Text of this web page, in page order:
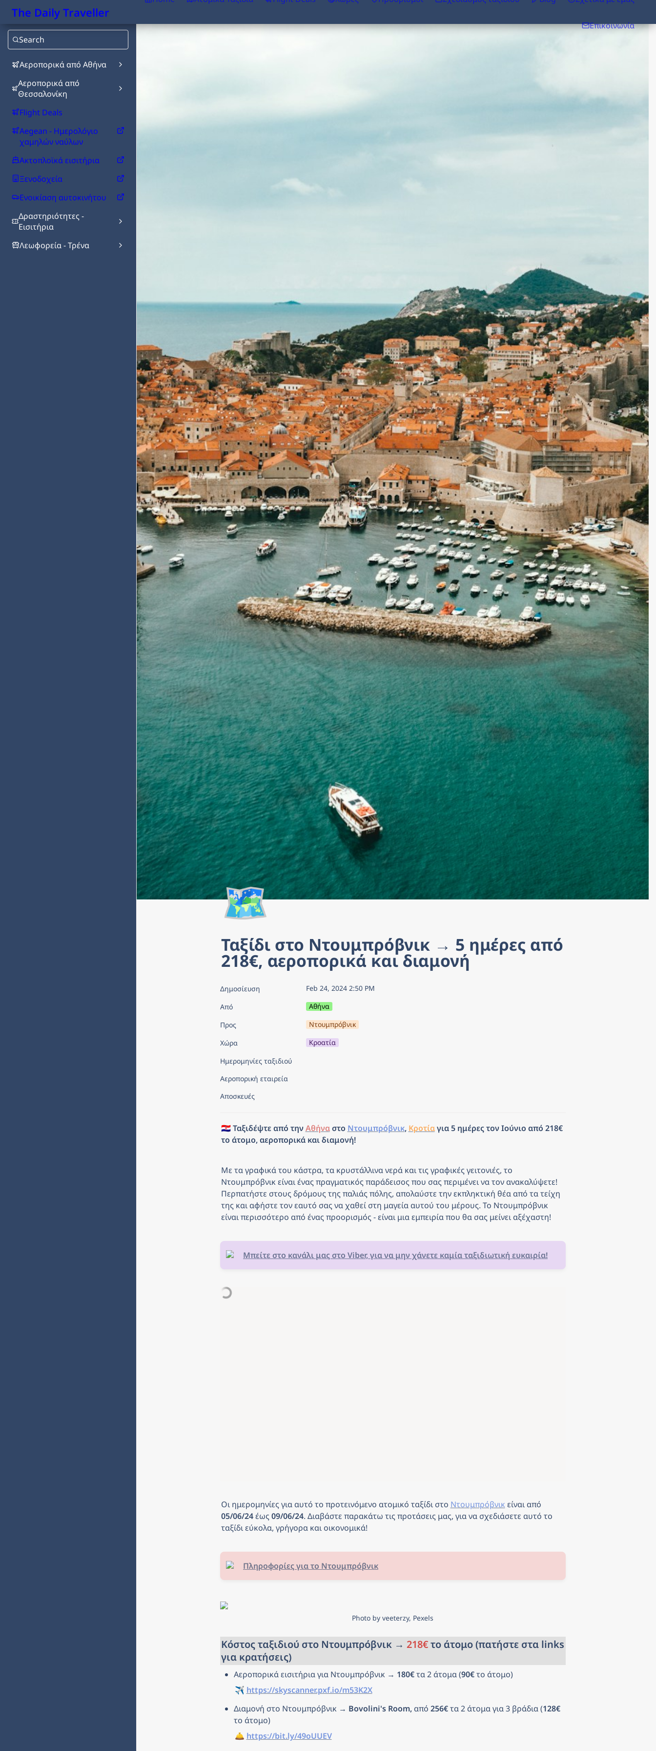
The Daily Traveller
Επικοινωνία
Search
Αεροπορικά από Αθήνα
Αεροπορικά από
Θεσσαλονίκη
Flight Deals
Aegean - Ημερολόγιο
χαμηλών ναύλων
Ακτοπλοϊκά εισιτήρια
Ξενοδοχεία
Ενοικίαση αυτοκινήτου
Δραστηριότητες -
Εισιτήρια
Λεωφορεία - Τρένα
🗺️
Ταξίδι στο Ντουμπρόβνικ → 5 ημέρες από
218€, αεροπορικά και διαμονή
Δημοσίευση
Feb 24, 2024 2:50 PM
Από
Αθήνα
Προς
Ντουμπρόβνικ
Χώρα
Κροατία
Ημερομηνίες ταξιδιού
Αεροπορική εταιρεία
Αποσκευές
🇭🇷 Ταξιδέψτε από την Αθήνα στο Ντουμπρόβνικ, Κροτία για 5 ημέρες τον Ιούνιο από 218€
το άτομο, αεροπορικά και διαμονή!
Με τα γραφικά του κάστρα, τα κρυστάλλινα νερά και τις γραφικές γειτονιές, το
Ντουμπρόβνικ είναι ένας πραγματικός παράδεισος που σας περιμένει να τον ανακαλύψετε!
Περπατήστε στους δρόμους της παλιάς πόλης, απολαύστε την εκπληκτική θέα από τα τείχη
της και αφήστε τον εαυτό σας να χαθεί στη μαγεία αυτού του μέρους. Το Ντουμπρόβνικ
είναι περισσότερο από ένας προορισμός - είναι μια εμπειρία που θα σας μείνει αξέχαστη!
Μπείτε στο κανάλι μας στο Viber, για να μην χάνετε καμία ταξιδιωτική ευκαιρία!
Οι ημερομηνίες για αυτό το προτεινόμενο ατομικό ταξίδι στο Ντουμπρόβνικ είναι από
05/06/24 έως 09/06/24. Διαβάστε παρακάτω τις προτάσεις μας, για να σχεδιάσετε αυτό το
ταξίδι εύκολα, γρήγορα και οικονομικά!
Πληροφορίες για το Ντουμπρόβνικ
Photo by veeterzy, Pexels
Κόστος ταξιδιού στo Ντουμπρόβνικ → 218€ το άτομο (πατήστε στα links
για κρατήσεις)
Αεροπορικά εισιτήρια για Ντουμπρόβνικ → 180€ τα 2 άτομα (90€ το άτομο)
✈️ https://skyscanner.pxf.io/m53K2X
Διαμονή στο Ντουμπρόβνικ → Bovolini's Room, από 256€ τα 2 άτομα για 3 βράδια (128€
το άτομο)
🛎️ https://bit.ly/49oUUEV